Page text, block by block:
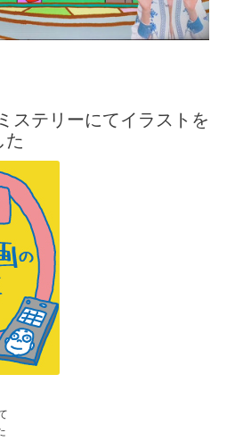
ステリーにてイラストを
た